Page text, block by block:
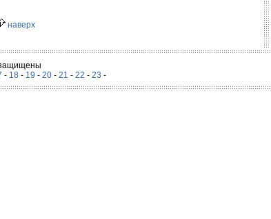
наверх
защищены
- 18- 19 - 20- 21 - 22 - 23 -